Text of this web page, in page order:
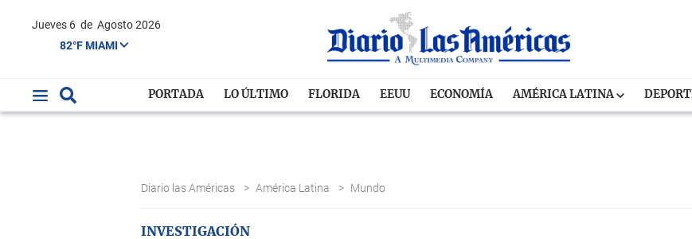
Jueves 6 de Agosto 2026
82°F MIAMI
PORTADA LO ÚLTIMO FLORIDA EEUU ECONOMÍA AMÉRICA LATINA
Diario las Américas > América Latina > Mundo
INVESTIGACIÓN